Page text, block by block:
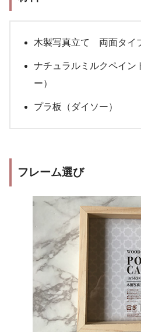
木製写真立て 両面タイ
ナチュラルミルクペイ
ー）
プラ板（ダイソー）
フレーム選び